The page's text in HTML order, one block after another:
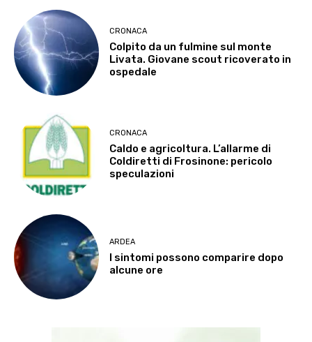
CRONACA
Colpito da un fulmine sul monte
Livata. Giovane scout ricoverato in
ospedale
CRONACA
Caldo e agricoltura. L’allarme di
Coldiretti di Frosinone: pericolo
speculazioni
ARDEA
I sintomi possono comparire dopo
alcune ore